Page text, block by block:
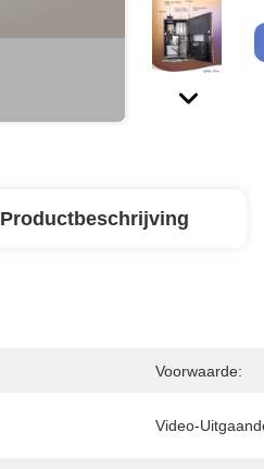
Productbeschrijving
Voorwaarde:
Video-